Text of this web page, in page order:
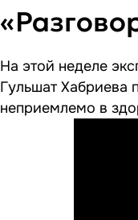
На этой неделе
Гульшат Хабриева
неприемлемо в